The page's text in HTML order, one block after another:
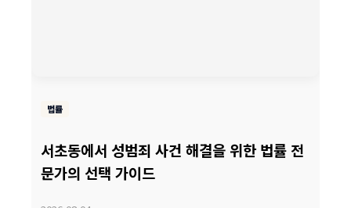
법률
서초동에서 성범죄 사건 해결을 위한 법률 전
문가의 선택 가이드